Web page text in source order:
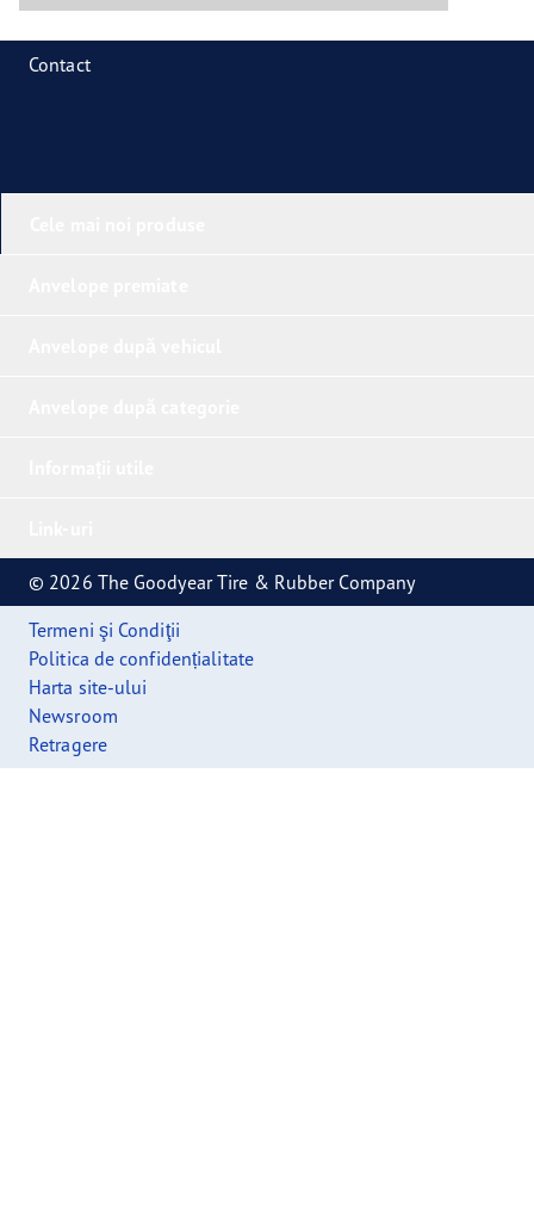
Contact
© 2026 The Goodyear Tire & Rubber Company
Termeni şi Condiţii
Politica de confidențialitate
Harta site-ului
Newsroom
Retragere